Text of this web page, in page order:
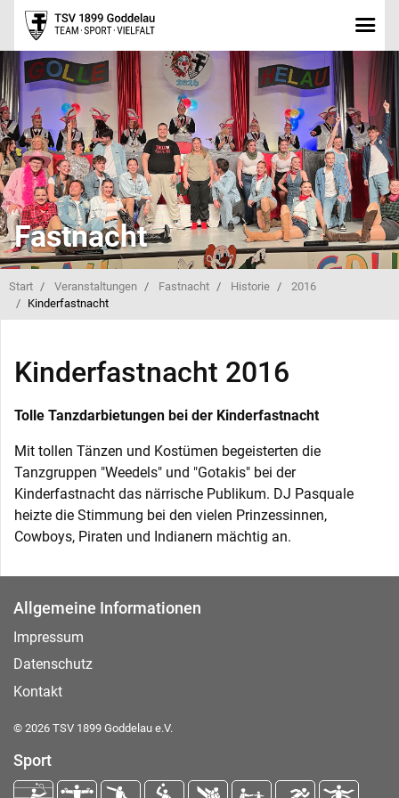
Fastnacht
Start Veranstaltungen Fastnacht Historie
2016
Kinderfastnacht
Kinderfastnacht 2016
Tolle Tanzdarbietungen bei der Kinderfastnacht
Mit tollen Tänzen und Kostümen begeisterten die
Tanzgruppen "Weedels" und "Gotakis" bei der
Kinderfastnacht das närrische Publikum. DJ Pasquale
heizte die Stimmung bei den vielen Prinzessinnen,
Cowboys, Piraten und Indianern mächtig an.
Allgemeine Informationen
Impressum
Datenschutz
Kontakt
© 2026 TSV 1899 Goddelau e.V.
Sport